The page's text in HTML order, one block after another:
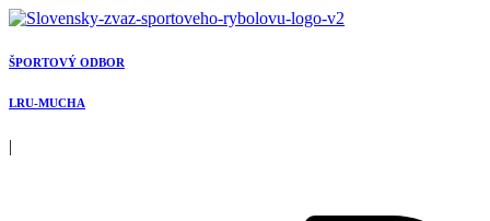
Preskočiť
obsah
ŠPORTOVÝ ODBOR
LRU-MUCHA
|